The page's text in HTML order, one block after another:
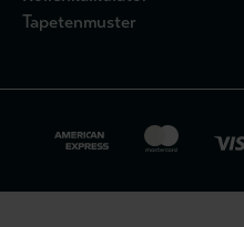
Tapetenmuster